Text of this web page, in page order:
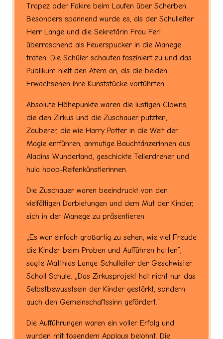
Trapez oder Fakire beim Laufen über Scherben.
Besonders spannend wurde es, als der Schulleiter
Herr Lange und die Sekretärin Frau Ferl
überraschend als Feuerspucker in die Manege
traten. Die Schüler schauten fasziniert zu und das
Publikum hielt den Atem an, als die beiden
Erwachsenen ihre Kunststücke vorführten
Absolute Höhepunkte waren die lustigen Clowns,
die den Zirkus und die Zuschauer putzten,
Zauberer, die wie Harry Potter in die Welt der
Magie entführen, anmutige Bauchtänzerinnen aus
Aladins Wunderland, geschickte Tellerdreher und
hula hoop-Reifenkünstlerinnen.
Die Zuschauer waren beeindruckt von den
vielfältigen Darbietungen und dem Mut der Kinder,
sich in der Manege zu präsentieren.
„Es war einfach großartig zu sehen, wie viel Freude
die Kinder beim Proben und Aufführen hatten“,
sagte Matthias Lange-Schulleiter der Geschwister
Scholl Schule. „Das Zirkusprojekt hat nicht nur das
Selbstbewusstsein der Kinder gestärkt, sondern
auch den Gemeinschaftssinn gefördert.“
Die Aufführungen waren ein voller Erfolg und
wurden mit tosendem Applaus belohnt. Die